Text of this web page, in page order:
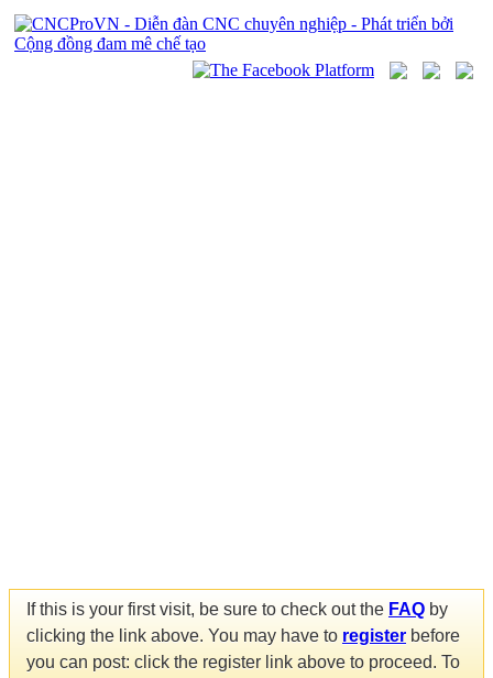
If this is your first visit, be sure to check out the FAQ by
clicking the link above. You may have to register before
you can post: click the register link above to proceed. To